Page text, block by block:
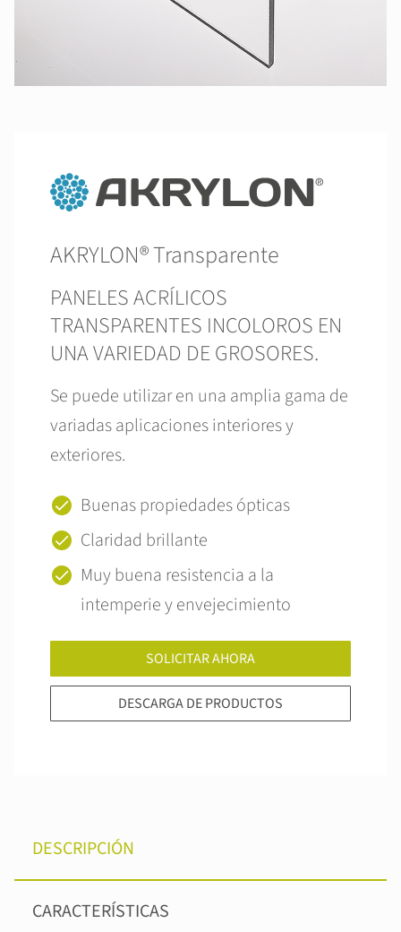
AKRYLON® Transparente
PANELES ACRÍLICOS
TRANSPARENTES INCOLOROS EN
UNA VARIEDAD DE GROSORES.
Se puede utilizar en una amplia gama de
variadas aplicaciones interiores y
exteriores.
Buenas propiedades ópticas
Claridad brillante
Muy buena resistencia a la
intemperie y envejecimiento
SOLICITAR AHORA
DESCARGA DE PRODUCTOS
DESCRIPCIÓN
CARACTERÍSTICAS